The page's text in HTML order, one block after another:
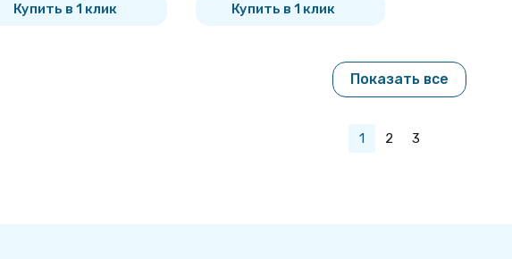
Купить в 1 клик Купить в 1 клик
Показать все
1 2 3